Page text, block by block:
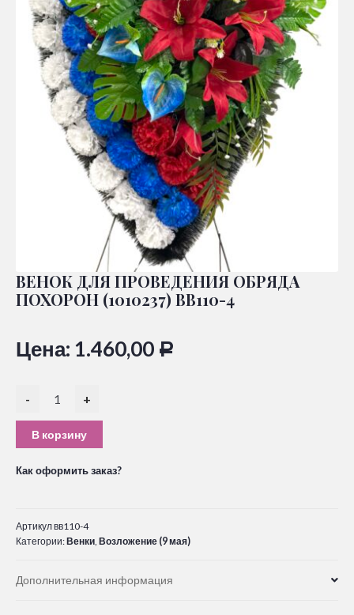
ВЕНОК ДЛЯ ПРОВЕДЕНИЯ ОБРЯДА
ПОХОРОН (1010237) ВВ110-4
Цена: 1.460,00 Р
- +
В корзину
Как оформить заказ?
Артикулвв110-4
Категории:Венки, Возложение (9 мая)
Дополнительная информация